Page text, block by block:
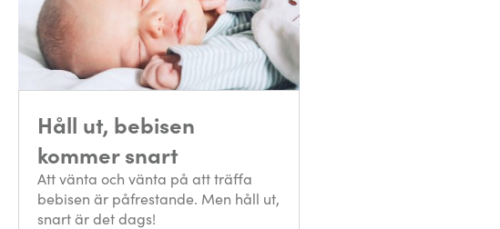
Håll ut, bebisen
kommer snart
Att vänta och vänta på att träffa
bebisen är påfrestande. Men håll ut,
snart är det dags!